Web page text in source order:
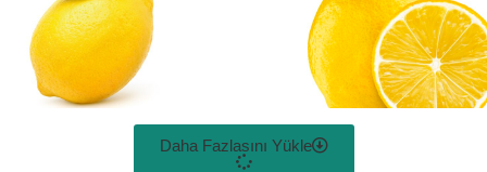
Daha Fazlasını Yükle